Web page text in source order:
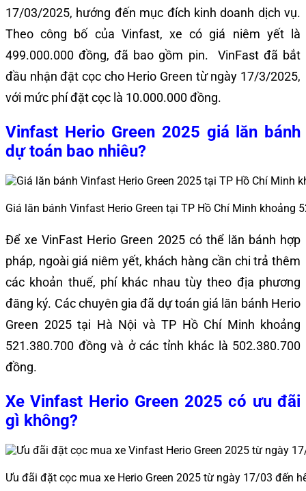
17/03/2025, hướng đến mục đích kinh doanh dịch vụ.
Theo công bố của Vinfast, xe có giá niêm yết là
499.000.000 đồng, đã bao gồm pin. VinFast đã bắt
đầu nhận đặt cọc cho Herio Green từ ngày 17/3/2025,
với mức phí đặt cọc là 10.000.000 đồng.
Vinfast Herio Green 2025 giá lăn bánh
dự toán bao nhiêu?
Giá lăn bánh Vinfast Herio Green tại TP Hồ Chí Minh khoảng
Để xe VinFast Herio Green 2025 có thể lăn bánh hợp
pháp, ngoài giá niêm yết, khách hàng cần chi trả thêm
các khoản thuế, phí khác nhau tùy theo địa phương
đăng ký. Các chuyên gia đã dự toán giá lăn bánh Herio
Green 2025 tại Hà Nội và TP Hồ Chí Minh khoảng
521.380.700 đồng và ở các tỉnh khác là 502.380.700
đồng.
Xe Vinfast Herio Green 2025 có ưu đãi
gì không?
Ưu đãi đặt cọc mua xe Herio Green 2025 từ ngày 17/03 đến